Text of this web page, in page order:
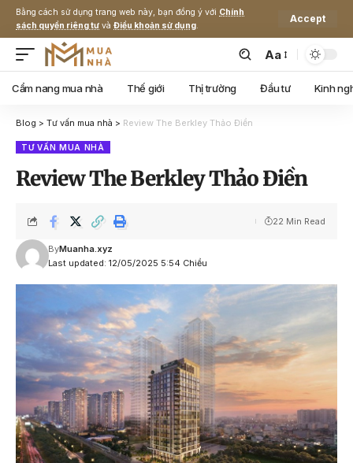
Bằng cách sử dụng trang web này, bạn đồng ý với Chính
sách quyền riêng tư và Điều khoản sử dụng.
Accept
Aa
Cẩm nang mua nhà Thế giới Thị trường Đầu tư Kinh
Blog > Tư vấn mua nhà > Review The Berkley Thảo Điền
TƯ VẤN MUA NHÀ
Review The Berkley Thảo Điền
Last updated: 12/05/2025 5:54 Chiều
ByMuanha.xyz
22 Min Read